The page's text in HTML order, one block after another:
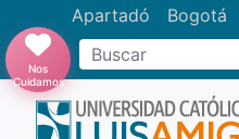
Apartadó Bogotá
Buscar
Nos
Cuidamos